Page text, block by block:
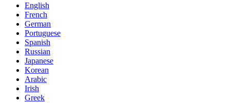
English
French
German
Portuguese
Spanish
Russian
Japanese
Korean
Arabic
Irish
Greek